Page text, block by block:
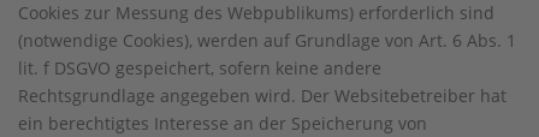
Cookies zur Messung des Webpublikums) erforderlich sind
(notwendige Cookies), werden auf Grundlage von Art. 6 Abs. 1
lit. f DSGVO gespeichert, sofern keine andere
Rechtsgrundlage angegeben wird. Der Websitebetreiber hat
ein berechtigtes Interesse an der Speicherung von